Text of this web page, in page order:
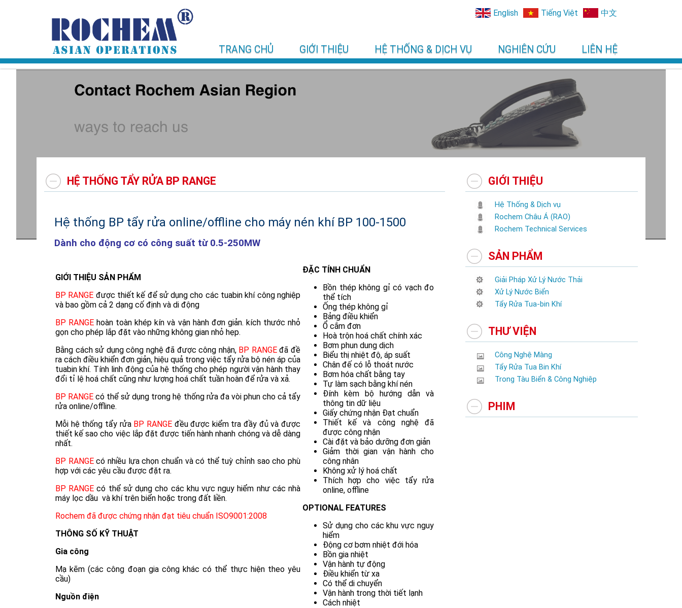
English Tiếng Việt 中文
TRANG CHỦ GIỚI THIỆU HỆ THỐNG & DỊCH VỤ NGHIÊN CỨU LIÊN HỆ
HỆ THỐNG TẨY RỬA BP RANGE
Hệ thống BP tẩy rửa online/offline cho máy nén khí BP 100-1500
Dành cho động cơ có công suất từ 0.5-250MW
GIỚI THIỆU SẢN PHẨM
BP RANGE được thiết kế để sử dụng cho các tuabin khí công nghiệp
và bao gồm cả 2 dạng cố định và di động
BP RANGE hoàn toàn khép kín và vận hành đơn giản. kích thước nhỏ
gọn cho phép lắp đặt vào những không gian nhỏ hẹp.
Bằng cách sử dụng công nghệ đã được công nhận, BP RANGEđã đề
ra cách điều khiển đơn giản, hiệu quả trong việc tẩy rửa bộ nén áp của
tuabin khí. Tính linh động của hệ thống cho phép người vận hành thay
đổi tỉ lệ hoá chất cũng như lượng hoá chất tuần hoàn để rửa và xả.
BP RANGE có thể sử dụng trong hệ thống rửa đa vòi phun cho cả tẩy
rửa online/offline.
Mỗi hệ thống tẩy rửa BP RANGEđều được kiểm tra đầy đủ và được
thiết kế sao cho việc lắp đặt được tiến hành nhanh chóng và dễ dàng
nhất.
BP RANGEcó nhiều lựa chọn chuẩn và có thể tuỳ chỉnh sao cho phù
hợp với các yêu cầu được đặt ra.
BP RANGE có thể sử dụng cho các khu vực nguy hiểm như các nhà
máy lọc dầu và khí trên biển hoặc trong đất liền.
Rochem đã được chứng nhận đạt tiêu chuẩn ISO9001:2008
THÔNG SỐ KỸ THUẬT
Gia công
Mạ kẽm (các công đoạn gia công khác có thể thực hiện theo yêu
cầu)
Nguồn điện
ĐẶC TÍNH CHUẨN
Bồn thép không gỉ có vạch đo
thể tích
Ống thép không gỉ
Bảng điều khiển
Ổ cắm đơn
Hoà trộn hoá chất chính xác
Bơm phun dung dịch
Biểu thị nhiệt độ, áp suất
Chân đế có lỗ thoát nước
Bơm hóa chất bằng tay
Tự làm sạch bằng khí nén
Đính kèm bộ hướng dẫn và
thông tin dữ liệu
Giấy chứng nhận Đạt chuẩn
Thiết kế và công nghệ đã
được công nhận
Cài đặt và bảo dưỡng đơn giản
Giảm thời gian vận hành cho
công nhân
Không xử lý hoá chất
Thích hợp cho việc tẩy rửa
online, offline
OPTIONAL FEATURES
Sử dụng cho các khu vực nguy
hiểm
Động cơ bơm nhiệt đới hóa
Bồn gia nhiệt
Vận hành tự động
Điều khiển từ xa
Có thể di chuyển
Vận hành trong thời tiết lạnh
Cách nhiệt
GIỚI THIỆU
Hệ Thống & Dịch vụ
Rochem Châu Á (RAO)
Rochem Technical Services
SẢN PHẨM
Giải Pháp Xử Lý Nước Thải
Xử Lý Nước Biển
Tẩy Rửa Tua-bin Khí
THƯ VIỆN
Công Nghệ Màng
Tẩy Rửa Tua Bin Khí
Trong Tàu Biển & Công Nghiệp
PHIM